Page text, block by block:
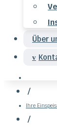
Über
/
Ihre
/